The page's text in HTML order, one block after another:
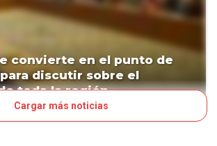
convierte en el punto de
discutir sobre el
toda la región
Cargar más noticias